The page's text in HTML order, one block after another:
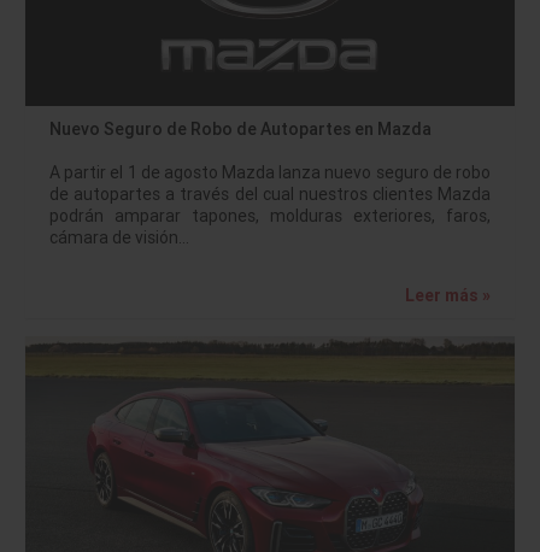
Nuevo Seguro de Robo de Autopartes en Mazda
A partir el 1 de agosto Mazda lanza nuevo seguro de robo
de autopartes a través del cual nuestros clientes Mazda
podrán amparar tapones, molduras exteriores, faros,
cámara de visión…
Leer más »